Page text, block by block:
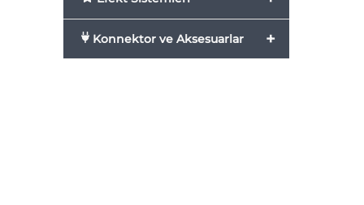
+
Konnektor ve Aksesuarlar